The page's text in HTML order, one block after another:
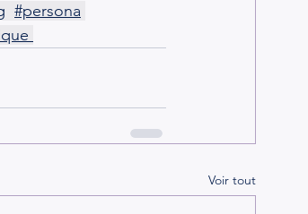
#persona
Voir tout